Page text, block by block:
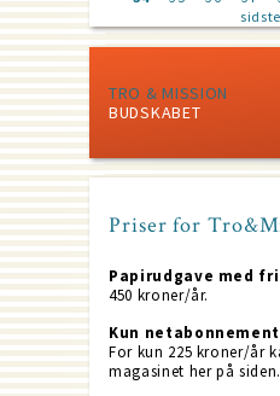
TRO & MISSION
BUDSKABET
Priser for
Papirudgave med
450 kroner/år.
Kun netabonnement
For kun 225 kroner/år
magasinet her på siden.